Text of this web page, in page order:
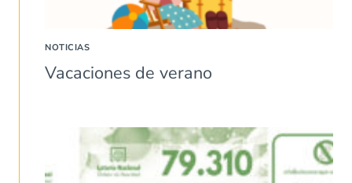
NOTICIAS
Vacaciones de verano